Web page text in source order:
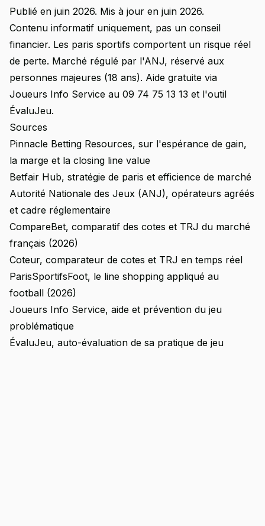
Publié en juin 2026. Mis à jour en juin 2026.
Contenu informatif uniquement, pas un conseil
financier. Les paris sportifs comportent un risque réel
de perte. Marché régulé par l'ANJ, réservé aux
personnes majeures (18 ans). Aide gratuite via
Joueurs Info Service au 09 74 75 13 13 et l'outil
ÉvaluJeu.
Sources
Pinnacle Betting Resources, sur l'espérance de gain,
la marge et la closing line value
Betfair Hub, stratégie de paris et efficience de marché
Autorité Nationale des Jeux (ANJ), opérateurs agréés
et cadre réglementaire
CompareBet, comparatif des cotes et TRJ du marché
français (2026)
Coteur, comparateur de cotes et TRJ en temps réel
ParisSportifsFoot, le line shopping appliqué au
football (2026)
Joueurs Info Service, aide et prévention du jeu
problématique
ÉvaluJeu, auto-évaluation de sa pratique de jeu